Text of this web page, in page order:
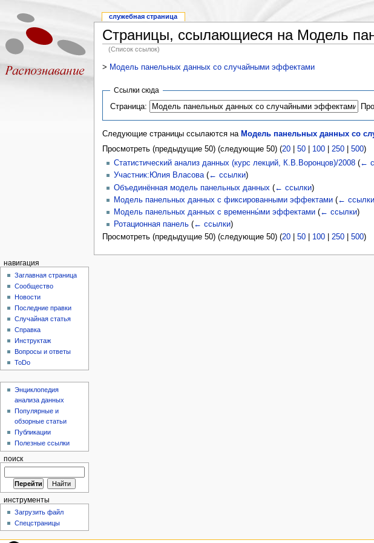
Страницы, ссылающиеся на Модель
(Список ссылок)
> Модель панельных данных со случайными эффектами
Ссылки сюда
Страница:
Следующие страницы ссылаются на Модель панельных данных со
Просмотреть (предыдущие 50) (следующие 50) (20| 50| 100| 250| 500)
Статистический анализ данных (курс лекций, К.В.Воронцов)/2008 (←
Участник:Юлия Власова (← ссылки)
Объединённая модель панельных данных (← ссылки)
Модель панельных данных с фиксированными эффектами (← ссылки
Модель панельных данных с временны́ми эффектами (← ссылки)
Ротационная панель (← ссылки)
Просмотреть (предыдущие 50) (следующие 50) (20| 50| 100| 250| 500)
служебная страница
навигация
Заглавная страница
Сообщество
Новости
Последние правки
Случайная статья
Справка
Инструктаж
Вопросы и ответы
ToDo
Энциклопедия
анализа данных
Популярные и
обзорные статьи
Публикации
Полезные ссылки
поиск
инструменты
Загрузить файл
Спецстраницы